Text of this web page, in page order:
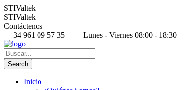
STIValtek
STIValtek
Contáctenos
+34 961 09 57 35
Lunes - Viernes 08:00 - 18:30
Inicio